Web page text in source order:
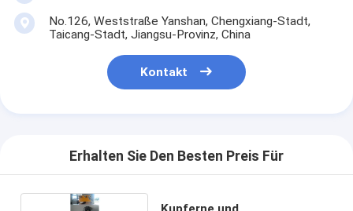
No.126, Weststraße Yanshan, Chengxiang-Stadt,
Taicang-Stadt, Jiangsu-Provinz, China
Kontakt
Erhalten Sie Den Besten Preis Für